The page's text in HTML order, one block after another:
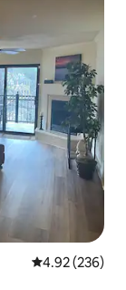
Calificación
4.92 (236)